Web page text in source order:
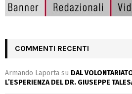
COMMENTI RECENTI
Armando Laporta su DAL
L’ESPERIENZA DEL DR. GIUSEPPE